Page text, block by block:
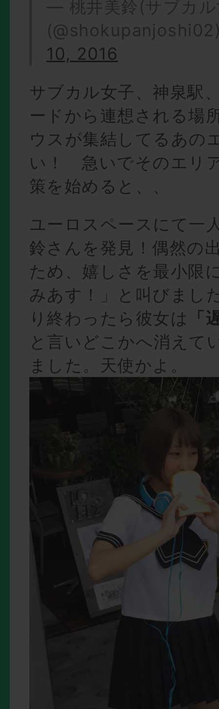
— 桃井美鈴(サブカ
10, 2016
サブカル女子、神泉駅
ードから連想される場
ウスが集結してるあの
い！ 急いでそのエリ
策を始めると、、
ユーロスペースにて一
鈴さんを発見！偶然の
ため、嬉しさを最小限
みあす！」と叫びまし
り終わったら彼女は
「
と言いどこかへ消えて
ました。天使かよ。